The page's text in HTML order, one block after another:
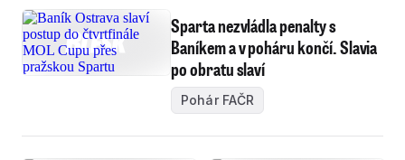
Sparta nezvládla penalty s
Baníkem a v poháru končí. Slavia
po obratu slaví
Pohár FAČR